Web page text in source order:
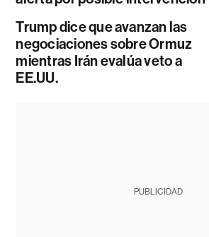
Trump dice que avanzan las
negociaciones sobre Ormuz
mientras Irán evalúa veto a
EE.UU.
PUBLICIDAD